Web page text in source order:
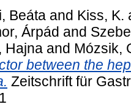
Beáta and Kiss, K.
Árpád and
Hajna and Mózsik,
between the
Zeitschrift für